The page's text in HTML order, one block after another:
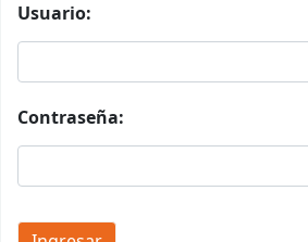
Usuario:
Contraseña: